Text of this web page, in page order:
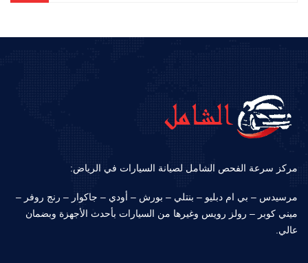
مركز سرعة الفحص الشامل لصيانة السيارات في الرياض:
مرسيدس – بي ام دبليو – بنتلي – بورش – أودي – جاكوار – رنج روفر –
ميني كوبر – رولز رويس وغيرها من السيارات بأحدث الأجهزة وبضمان
عالي.